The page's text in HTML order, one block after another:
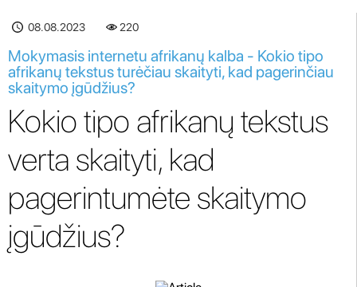
08.08.2023 220
Mokymasis internetu afrikanų kalba - Kokio tipo
afrikanų tekstus turėčiau skaityti, kad pagerinčiau
skaitymo įgūdžius?
Kokio tipo afrikanų tekstus
verta skaityti, kad
pagerintumėte skaitymo
įgūdžius?